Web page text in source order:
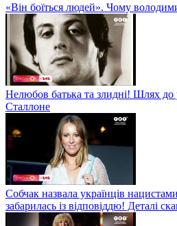
«Він боїться людей». Чому
Нелюбов батька та злидні! Шлях до
Сталлоне
Собчак назвала українців
забарилась із відповіддю! Деталі